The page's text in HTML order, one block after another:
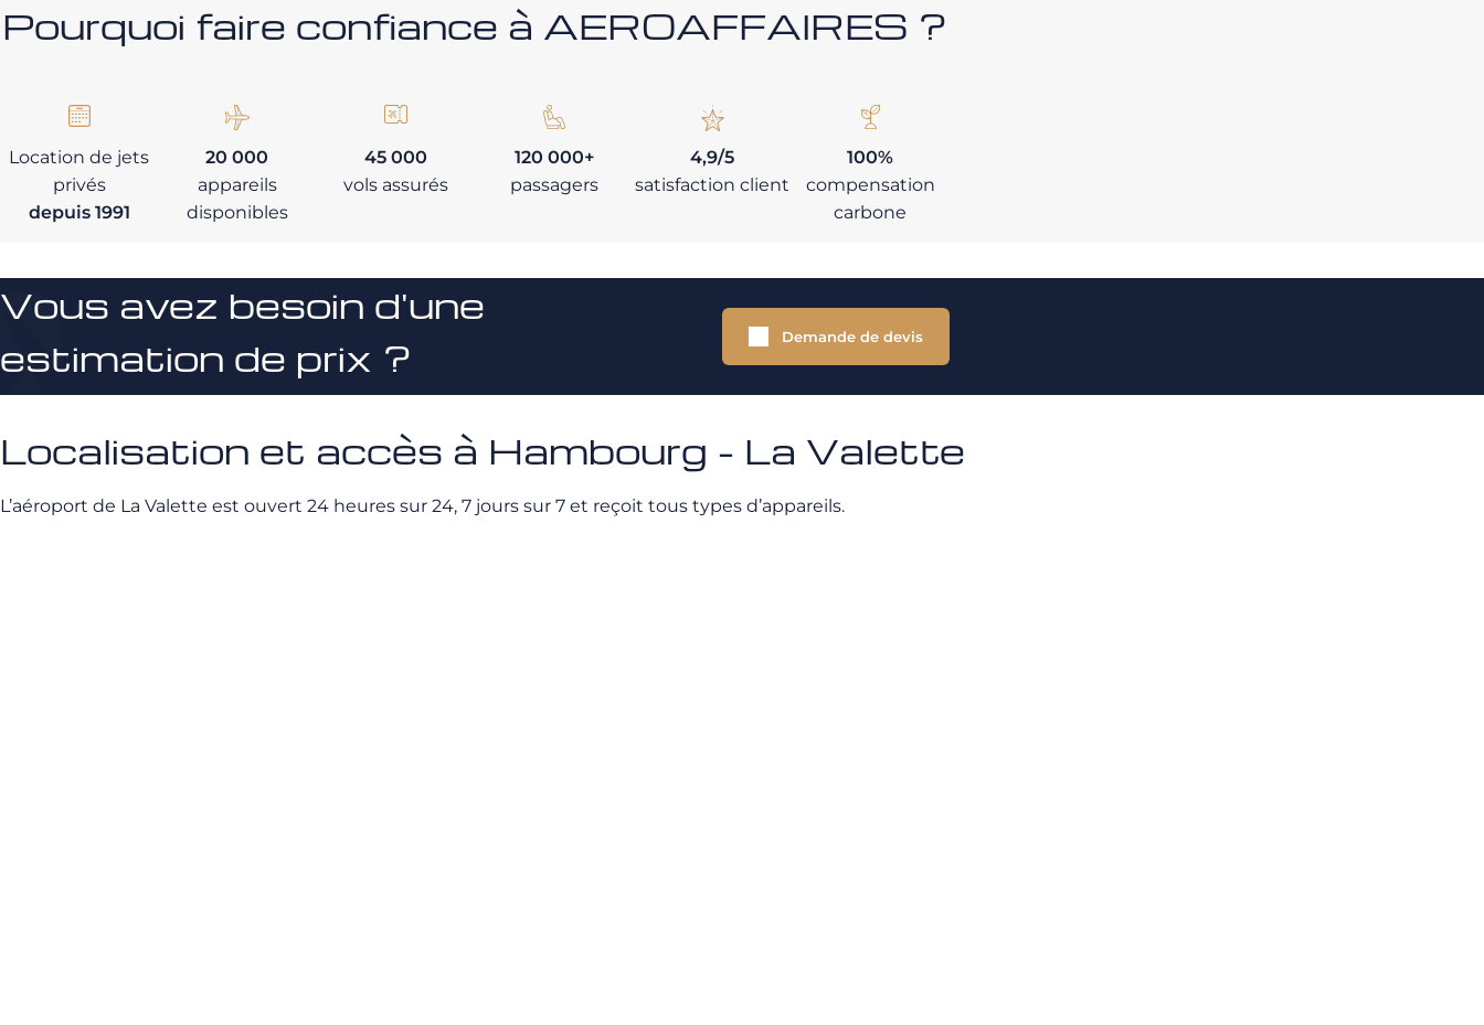
Pourquoi faire confiance à AEROAFFAIRES ?
Location de jets
privés
depuis 1991
20 000
appareils
disponibles
45 000
vols assurés
120 000+
passagers
4,9/5
satisfaction client
100%
compensation
carbone
Vous avez besoin d'une
estimation de prix ?
Demande de devis
Localisation et accès à Hambourg - La Valette
L’aéroport de La Valette est ouvert 24 heures sur 24, 7 jours sur 7 et reçoit tous types d’appareils.